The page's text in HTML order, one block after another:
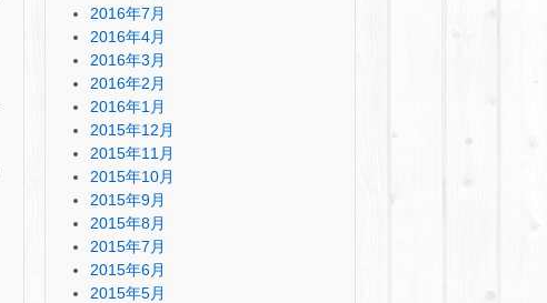
2016年7月
2016年4月
2016年3月
2016年2月
2016年1月
2015年12月
2015年11月
2015年10月
2015年9月
2015年8月
2015年7月
2015年6月
2015年5月